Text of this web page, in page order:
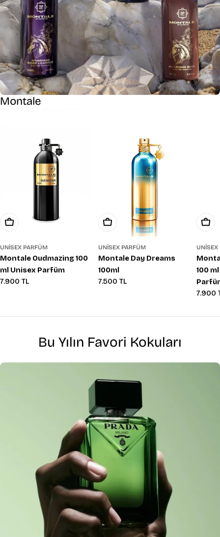
Montale
Sepete Ekle
UNISEX PARFÜM
Montale Oudmazing 100
ml Unisex Parfüm
Normal
7.900 TL
Sepete Ekle
UNISEX PARFÜM
Montale Day Dreams
100ml
Normal
7.500 TL
UNISEX
100
7.900
Bu Yılın Favori Kokuları